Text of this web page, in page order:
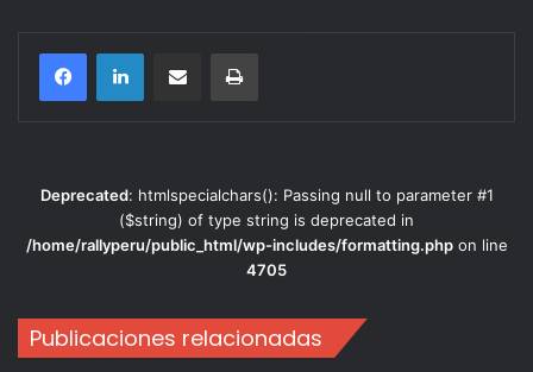
Compartir por correo electrónicoImprimir
Deprecated: htmlspecialchars(): Passing null to parameter #1
($string) of type string is deprecated in
/home/rallyperu/public_html/wp-includes/formatting.phpon line
4705
Publicaciones relacionadas